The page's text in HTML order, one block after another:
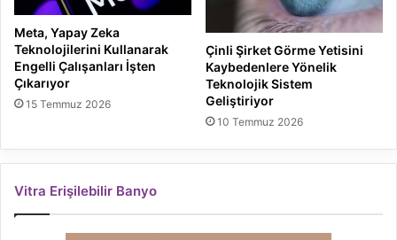
Meta, Yapay Zeka
Teknolojilerini Kullanarak
Engelli Çalışanları İşten
Çıkarıyor
15 Temmuz 2026
Çinli Şirket Görme Yetisini
Kaybedenlere Yönelik
Teknolojik Sistem
Geliştiriyor
10 Temmuz 2026
Vitra Erişilebilir Banyo